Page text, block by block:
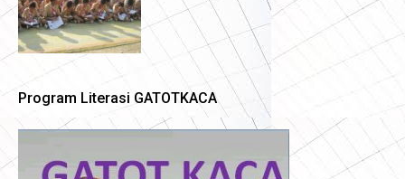
Program Literasi GATOTKACA